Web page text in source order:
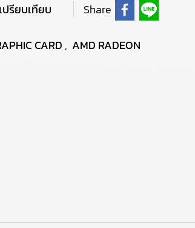
เปรียบเทียบ Share
CARD , AMD RADEON